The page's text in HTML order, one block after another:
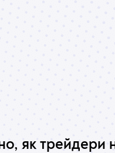
як трейдери